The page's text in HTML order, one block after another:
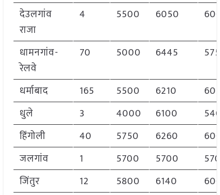
देउलगांव
राजा
4 5500 6050
धामनगांव-
रेलवे
70 5000 6445
धर्माबाद 165 5500 6210
धुले
3 4000 6100
हिंगोली
40 5750 6260
जलगांव
1 5700 5700
जिंतुर
12 5800 6140